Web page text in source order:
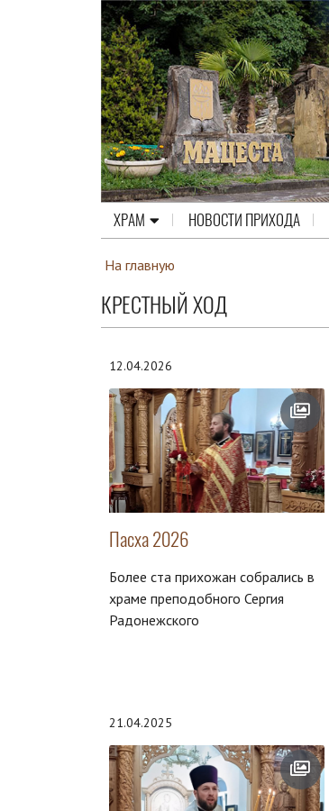
ХРАМ НОВОСТИ ПРИХОДА
На главную
КРЕСТНЫЙ ХОД
12.04.2026
Пасха 2026
Более ста прихожан собрались в
храме преподобного Сергия
Радонежского
21.04.2025